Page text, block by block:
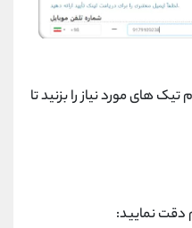
های مورد نیاز را بزنید تا
دقت نمایید: